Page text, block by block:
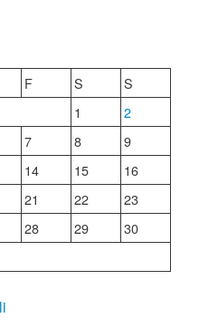
F S
S
1
2
7 8
9
14 15
16
21 22
23
28 29
30